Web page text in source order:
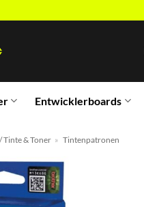
Entwicklerboards
Tinte & Toner » Tintenpatronen